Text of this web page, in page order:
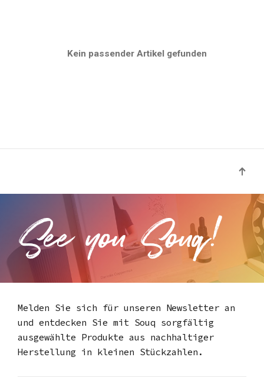
Kein passender Artikel gefunden
Melden Sie sich für unseren Newsletter an
und entdecken Sie mit Souq sorgfältig
ausgewählte Produkte aus nachhaltiger
Herstellung in kleinen Stückzahlen.